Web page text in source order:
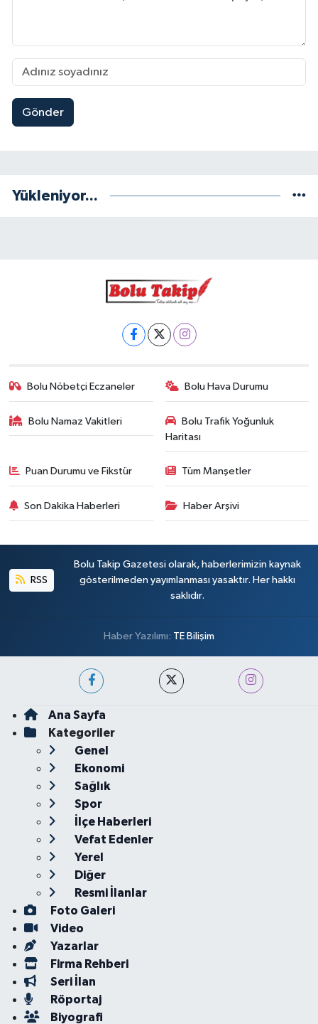
Gönder
Yükleniyor...
Bolu Nöbetçi Eczaneler Bolu Hava Durumu
Bolu Namaz Vakitleri
Bolu Trafik Yoğunluk
Haritası
Puan Durumu ve Fikstür Tüm Manşetler
Son Dakika Haberleri Haber Arşivi
RSS
Bolu Takip Gazetesi olarak, haberlerimizin kaynak
gösterilmeden yayımlanması yasaktır. Her hakkı
saklıdır.
Haber Yazılımı: TE Bilişim
Ana Sayfa
Kategoriler
Genel
Ekonomi
Sağlık
Spor
İlçe Haberleri
Vefat Edenler
Yerel
Diğer
Resmi İlanlar
Foto Galeri
Video
Yazarlar
Firma Rehberi
Seri İlan
Röportaj
Biyografi